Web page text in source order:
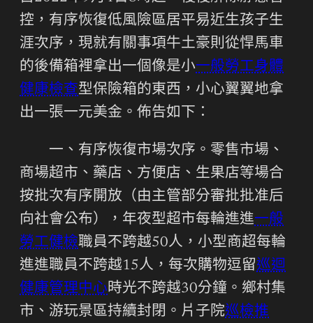
控，有序恢復低風險區居平易近生孩子生
涯次序，現就有關事項牛土豪則從悍馬車
的後備箱裡拿出一個像是小一般勞工身體
健康檢查型保險箱的東西，小心翼翼地拿
出一張一元美金。佈告如下：
一、有序恢復市場次序。零售市場、
商場超市、藥店、方便店、生果店等場合
按批次有序開放（由主管部分審批批准后
向社會公布），年夜型超市每輪進進一般
勞工健檢職員不跨越50人，小型商超每輪
進進職員不跨越15人，每次購物逗留巡迴
健康管理中心時光不跨越30分鐘。鄉村集
市、游玩景區持續封閉。片子院巡檢推